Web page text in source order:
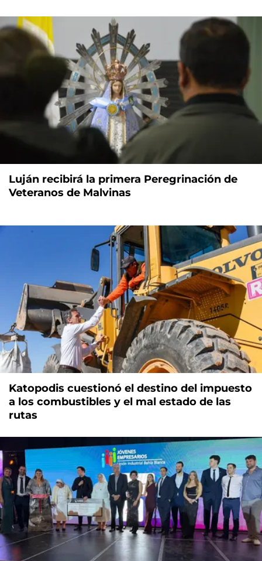
Luján recibirá la primera Peregrinación de
Veteranos de Malvinas
Katopodis cuestionó el destino del impuesto
a los combustibles y el mal estado de las
rutas